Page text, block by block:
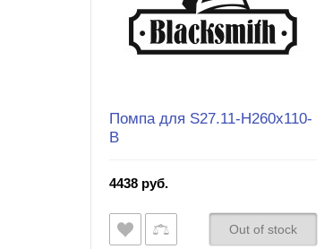
Помпа для S27.11-H260x110-
B
4438 руб.
Out of stock